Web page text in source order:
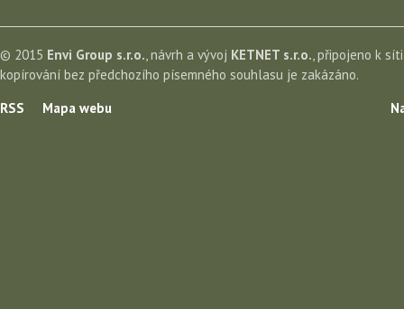
© 2015 Envi Group s.r.o., návrh a vývoj KETNET s.r.o., připojeno k
kopírování bez předchozího písemného souhlasu je zakázáno.
RSS
Mapa webu